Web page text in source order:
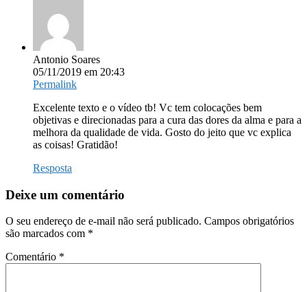
Antonio Soares
05/11/2019 em 20:43
Permalink
Excelente texto e o vídeo tb! Vc tem colocações bem
objetivas e direcionadas para a cura das dores da alma e para a
melhora da qualidade de vida. Gosto do jeito que vc explica
as coisas! Gratidão!
Resposta
Deixe um comentário
O seu endereço de e-mail não será publicado. Campos obrigatórios
são marcados com *
Comentário *